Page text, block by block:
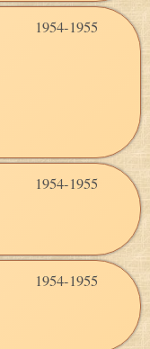
1954-1955
1954-1955
1954-1955